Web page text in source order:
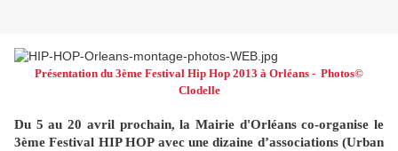
Présentation du 3ème Festival Hip Hop 2013 à Orléans - Photos©
Clodelle
Du 5 au 20 avril prochain, la Mairie d'Orléans co-organise le
3ème Festival HIP HOP avec une dizaine d’associations (Urban